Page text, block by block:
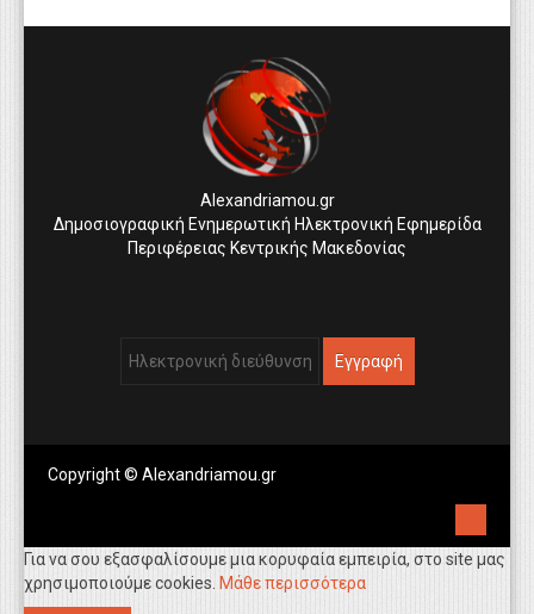
Alexandriamou.gr
Δημοσιογραφική Ενημερωτική Ηλεκτρονική Εφημερίδα
Περιφέρειας Κεντρικής Μακεδονίας
Copyright © Alexandriamou.gr
Για να σου εξασφαλίσουμε μια κορυφαία εμπειρία, στο site μας
χρησιμοποιούμε cookies. Μάθε περισσότερα